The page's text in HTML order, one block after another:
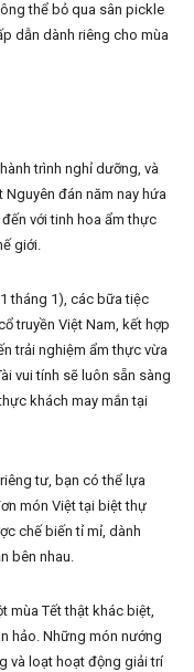
thể bỏ qua sân pickle
dẫn dành riêng cho mùa
trình nghỉ dưỡng, và
Nguyên đán năm nay hứa
với tinh hoa ẩm thực
giới.
tháng 1), các bữa tiệc
truyền Việt Nam, kết hợp
trải nghiệm ẩm thực vừa
vui tính sẽ luôn sẵn sàng
khách may mắn tại
tư, bạn có thể lựa
món Việt tại biệt thự
chế biến tỉ mỉ, dành
bên nhau.
mùa Tết thật khác biệt,
hảo. Những món nướng
và loạt hoạt động giải trí